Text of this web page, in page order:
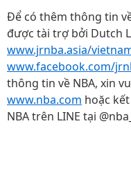
Để có thêm thông tin
được tài trợ bởi Dutch
www.jrnba.asia/
www.facebook.com/
thông tin về NBA, xin
www.nba.com hoặc
NBA trên LINE tại